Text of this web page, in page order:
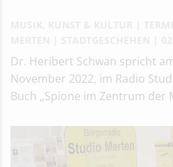
Dr. Heribert Schwan spricht
November 2022, im Radio
Buch „Spione im Zentrum der